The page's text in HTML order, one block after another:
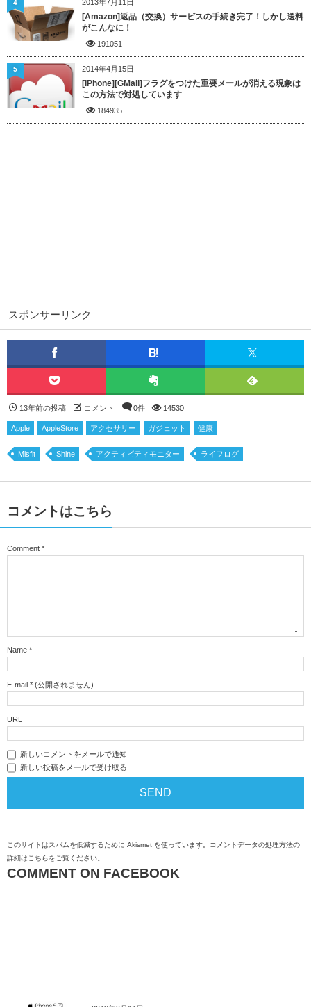
2013年7月11日
[Amazon]返品（交換）サービスの手続き完了！しかし送料
がこんなに！
191051
4
2014年4月15日
[iPhone][GMail]フラグをつけた重要メールが消える現象は
この方法で対処しています
184935
5
スポンサーリンク
13年前の投稿 コメント 0件 14530
Apple AppleStore アクセサリー ガジェット 健康
Misfit Shine アクティビティモニター ライフログ
コメントはこちら
Comment *
Name *
E-mail * (公開されません)
URL
新しいコメントをメールで通知
新しい投稿をメールで受け取る
このサイトはスパムを低減するために Akismet を使っています。 コメントデータの処理方法の
詳細はこちらをご覧ください
COMMENT ON FACEBOOK